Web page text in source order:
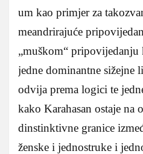
um kao primjer za
meandrirajuće
„muškom“ pripovijedanju
jedne dominantne sižejne
odvija prema logici te
kako Karahasan ostaje na
dinstinktivne granice
ženske i jednostruke i